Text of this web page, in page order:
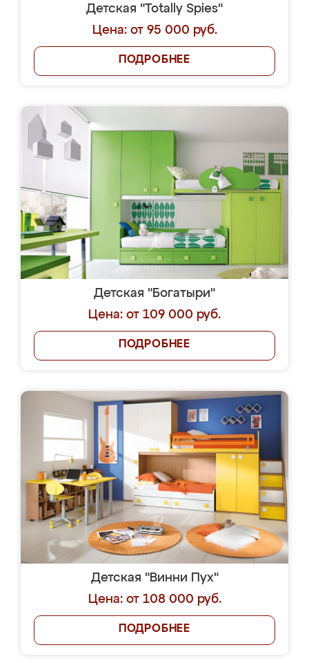
Детская "Totally Spies"
Цена: от 95 000 руб.
ПОДРОБНЕЕ
Детская "Богатыри"
Цена: от 109 000 руб.
ПОДРОБНЕЕ
Детская "Винни Пух"
Цена: от 108 000 руб.
ПОДРОБНЕЕ